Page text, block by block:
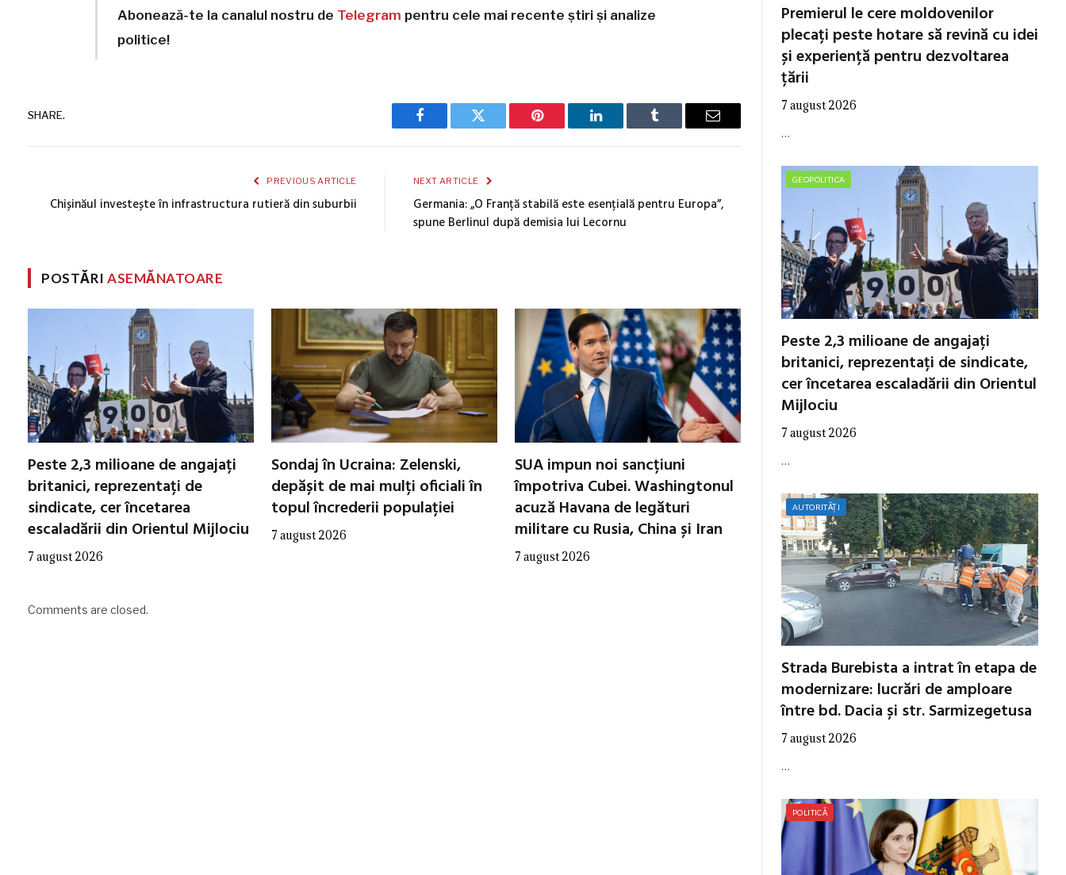
Abonează-te la canalul nostru de Telegram pentru cele mai recente știri și analize
politice!
SHARE.
Facebook Twitter Pinterest LinkedIn Tumblr Email
PREVIOUS ARTICLE
Chișinăul investește în infrastructura rutieră din suburbii
NEXT ARTICLE
Germania: „O Franță stabilă este esențială pentru Europa”,
spune Berlinul după demisia lui Lecornu
POSTĂRIASEMĂNATOARE
Peste 2,3 milioane de angajați
britanici, reprezentați de
sindicate, cer încetarea
escaladării din Orientul Mijlociu
7 august 2026
Sondaj în Ucraina: Zelenski,
depășit de mai mulți oficiali în
topul încrederii populației
7 august 2026
SUA impun noi sancțiuni
împotriva Cubei. Washingtonul
acuză Havana de legături
militare cu Rusia, China și Iran
7 august 2026
Comments are closed.
Premierul le cere moldovenilor
plecați peste hotare să revină cu idei
și experiență pentru dezvoltarea
țării
7 august 2026
…
GEOPOLITICA
Peste 2,3 milioane de angajați
britanici, reprezentați de sindicate,
cer încetarea escaladării din Orientul
Mijlociu
7 august 2026
…
AUTORITĂȚI
Strada Burebista a intrat în etapa de
modernizare: lucrări de amploare
între bd. Dacia și str. Sarmizegetusa
7 august 2026
…
POLITICĂ